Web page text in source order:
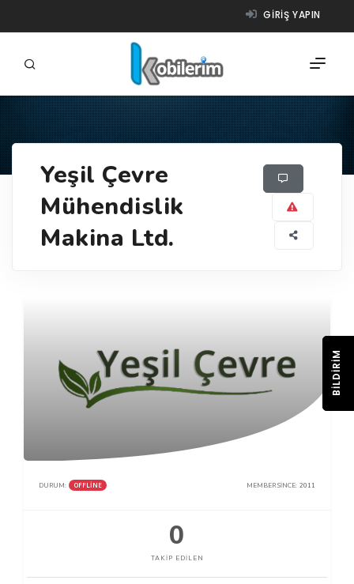
GIRIŞ YAPIN
ÜRÜNLER
Yeşil Çevre
Mühendislik
Makina Ltd.
DURUM: OFFLINE MEMBER SINCE: 2011
0
TAKIP EDILEN
BILDIRIM